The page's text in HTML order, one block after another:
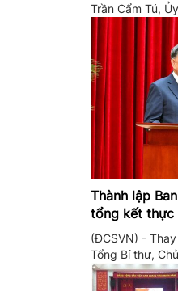
Trần Cẩm Tú,
Thành lập
tổng kết thực
đổi, bổ sung
(ĐCSVN) -
Tổng Bí thư,